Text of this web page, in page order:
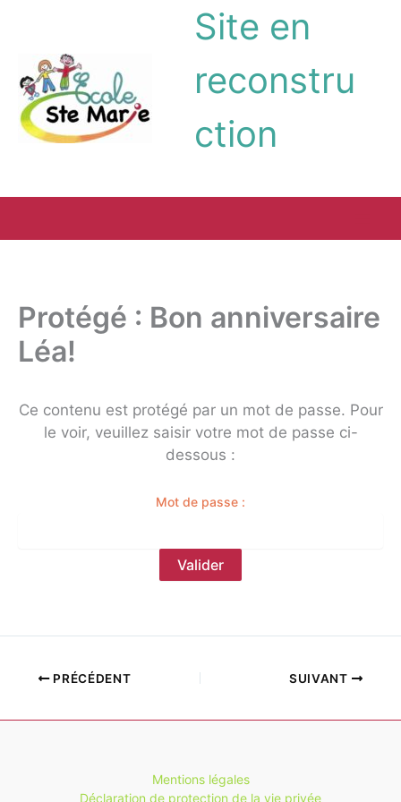
contenu
Site en
reconstru
ction
Protégé : Bon anniversaire
Léa!
Ce contenu est protégé par un mot de passe. Pour
le voir, veuillez saisir votre mot de passe ci-
dessous :
Mot de passe :
PRÉCÉDENT SUIVANT
Mentions légales
Déclaration de protection de la vie privée